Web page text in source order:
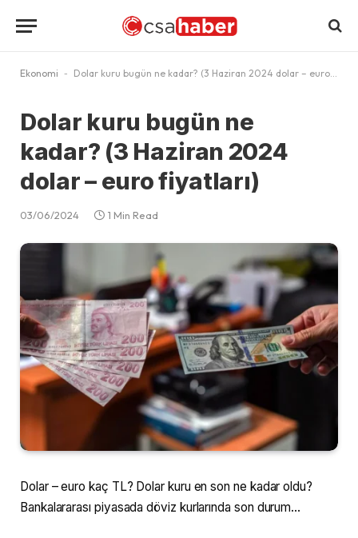
Ekonomi - Dolar kuru bugün ne kadar? (3 Haziran 2024 dolar – euro fiyatları)
Dolar kuru bugün ne
kadar? (3 Haziran 2024
dolar – euro fiyatları)
03/06/2024 1 Min Read
Dolar – euro kaç TL? Dolar kuru en son ne kadar oldu?
Bankalararası piyasada döviz kurlarında son durum…